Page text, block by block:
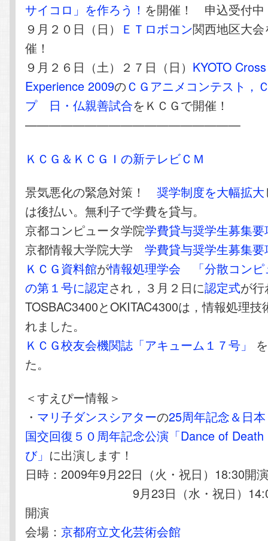
サイコロ」を作ろう！ を開催！ 申込受付中
９月２０日（日）
ＥＴロボコン関西地区大
催！
９月２６日（土）２７日（日） KYOTO
Experience 2009のＣＧアニメコンテスト，
プ 日・仏親善試合をＫＣＧで開催！
——————————————————
ＫＣＧ＆ＫＣＧＩの新テレビＣＭ
景気悪化の緊急対策！奨学制度を大幅拡大
は後払い。無利子で学費を貸与。
京都コンピュータ学院学費貸与奨学生募集要
京都情報大学院大学学費貸与奨学生募集要
ＫＣＧ資料館が情報処理学会
「分散コン
の第１号に認定され，３月２日に認定式が
TOSBAC3400とOKITAC4300は，情報処理
れました。
ＫＣＧ校友会機関誌「アキューム１７号」
た。
＜すえぴー情報＞
・ マリ子ダンスシアターの25周年記念＆日
国交回復５０周年記念公演「Dance of
び」 に出演します！
日時：2009年9月22日（火・祝日）18:30開
9月23日（水・祝日）14:00
開演
会場： 京都府立文化芸術会館